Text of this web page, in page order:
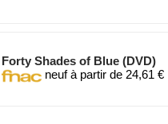
Forty Shades of Blue (DVD)
neuf à partir de 24,61 €